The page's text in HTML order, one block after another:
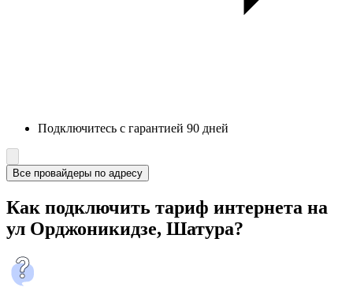
Подключитесь с гарантией 90 дней
Все провайдеры по адресу
Как подключить тариф интернета на
ул Орджоникидзе, Шатура?